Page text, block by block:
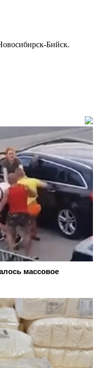
Бийск.
массовое